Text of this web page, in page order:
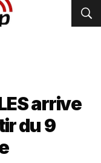
arrive
du 9